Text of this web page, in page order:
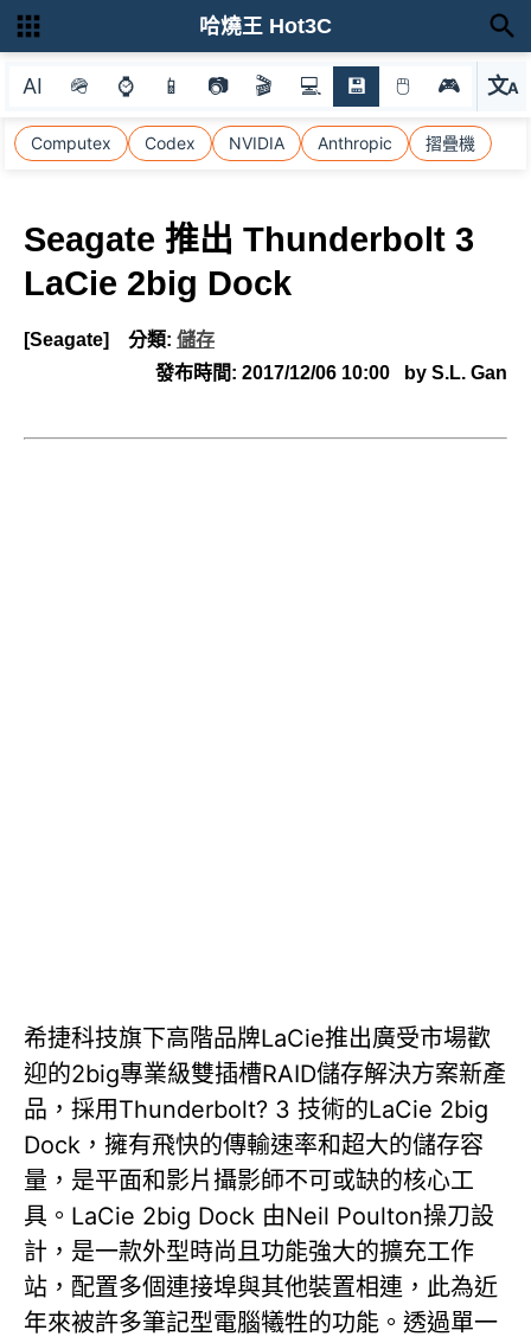
AI 🪖 ⌚ 📱 📷 🎬 💻 💾 🖱 🎮 文A
選
Computex Codex NVIDIA Anthropic 摺疊機
哈燒王 Hot3C
Seagate 推出 Thunderbolt 3
LaCie 2big Dock
[Seagate] 分類: 儲存
發布時間: 2017/12/06 10:00 by S.L. Gan
希捷科技旗下高階品牌LaCie推出廣受市場歡
迎的2big專業級雙插槽RAID儲存解決方案新產
品，採用Thunderbolt? 3 技術的LaCie 2big
Dock，擁有飛快的傳輸速率和超大的儲存容
量，是平面和影片攝影師不可或缺的核心工
具。LaCie 2big Dock 由Neil Poulton操刀設
計，是一款外型時尚且功能強大的擴充工作
站，配置多個連接埠與其他裝置相連，此為近
年來被許多筆記型電腦犧牲的功能。透過單一